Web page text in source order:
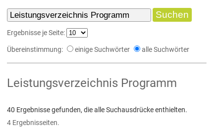
Ergebnisse je Seite:
Übereinstimmung: einige Suchwörter alle Suchwörter
Leistungsverzeichnis Programm
40 Ergebnisse gefunden, die alle Suchausdrücke enthielten.
4 Ergebnisseiten.